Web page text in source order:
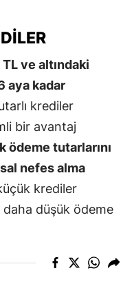
ve altındaki
aya kadar
krediler
bir avantaj
ödeme tutarlarını
nefes alma
krediler
düşük ödeme